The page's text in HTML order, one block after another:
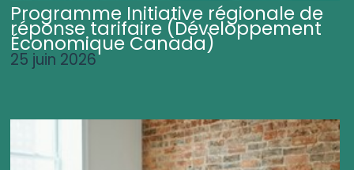
Programme Initiative régionale de
réponse tarifaire (Développement
Économique Canada)
25 juin 2026